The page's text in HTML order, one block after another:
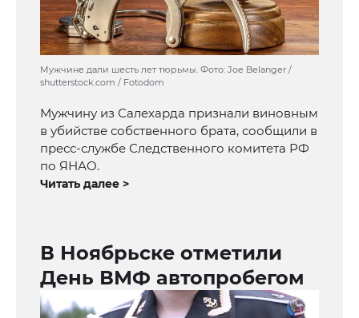
Мужчине дали шесть лет тюрьмы. Фото: Joe Belanger /
shutterstock.com / Fotodom
Мужчину из Салехарда признали виновным
в убийстве собственного брата, сообщили в
пресс-службе Следственного комитета РФ
по ЯНАО.
Читать далее >
В Ноябрьске отметили
День ВМФ автопробегом